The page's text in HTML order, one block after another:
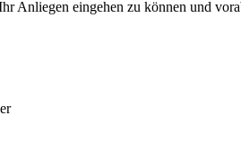
Anliegen eingehen zu können und